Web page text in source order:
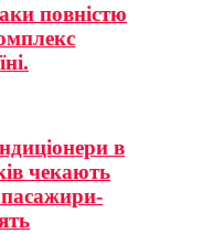
повністю
в
чекають